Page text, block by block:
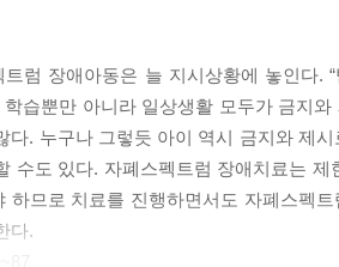
- 오늘을 이해하고 내일을 기다리는 아이
문가 코너]
너 장애를 받아들이는 단계
너 왜 진단이 중요한가?
너 통합전문가회의
너 자폐스펙트럼 장애에 대한 사회적 지원
트럼 장애아동은 늘 지시상황에 놓인다.
학습뿐만 아니라 일상생활 모두가 금지
다. 누구나 그렇듯 아이 역시 금지와 제
수도 있다. 자폐스펙트럼 장애치료는
하므로 치료를 진행하면서도 자폐스펙
다.